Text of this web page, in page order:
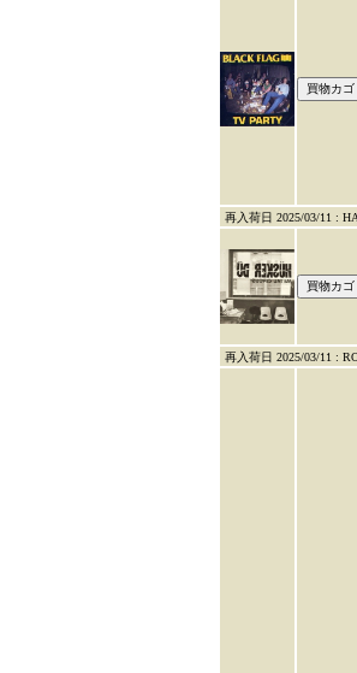
再入荷日 2025/03/11 :
再入荷日 2025/03/11 :